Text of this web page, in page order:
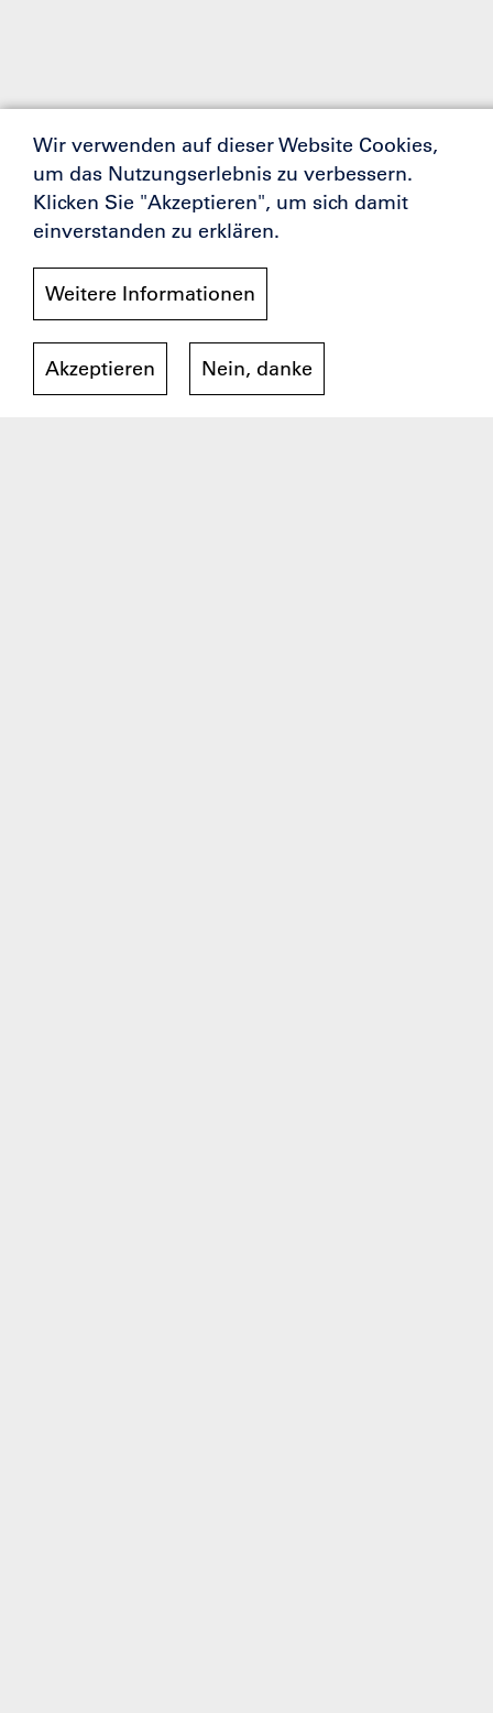
Wir verwenden auf dieser Website Cookies,
um das Nutzungserlebnis zu verbessern.
Klicken Sie "Akzeptieren", um sich damit
einverstanden zu erklären.
Weitere Informationen
Akzeptieren Nein, danke